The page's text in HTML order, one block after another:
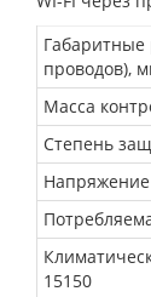
Габаритные
проводов),
Масса
Степень
15150